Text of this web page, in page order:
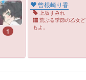
1
曾根崎り香
上坂すみれ
荒ぶる季節の乙女ど
もよ。